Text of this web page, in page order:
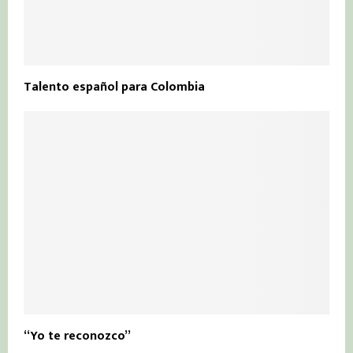
Talento español para Colombia
“Yo te reconozco”